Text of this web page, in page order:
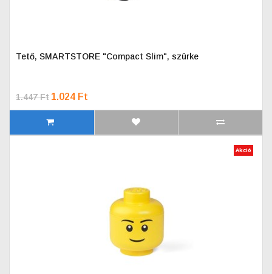
Tető, SMARTSTORE "Compact Slim", szürke
1.447 Ft 1.024 Ft
Akció